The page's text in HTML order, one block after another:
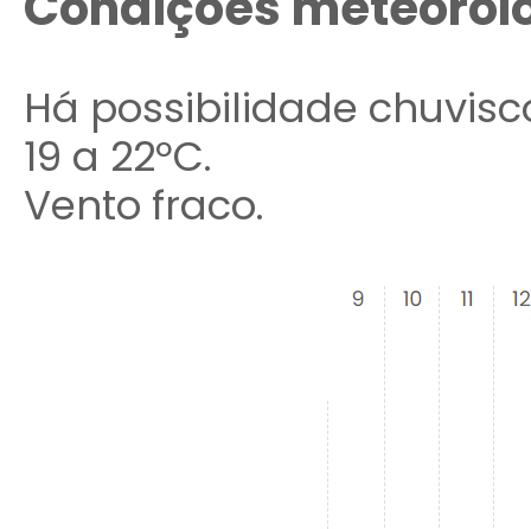
Há possibilidade
19 a 22ºC.
Vento fraco.